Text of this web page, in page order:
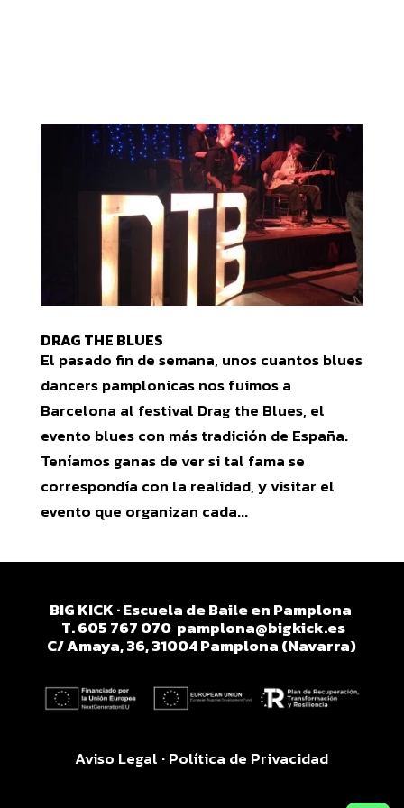
DRAG THE BLUES
El pasado fin de semana, unos cuantos blues
dancers pamplonicas nos fuimos a
Barcelona al festival Drag the Blues, el
evento blues con más tradición de España.
Teníamos ganas de ver si tal fama se
correspondía con la realidad, y visitar el
evento que organizan cada...
BIG KICK · Escuela de Baile en Pamplona
T. 605 767 070 pamplona@bigkick.es
C/ Amaya, 36, 31004 Pamplona (Navarra)
Aviso Legal ·Política de Privacidad